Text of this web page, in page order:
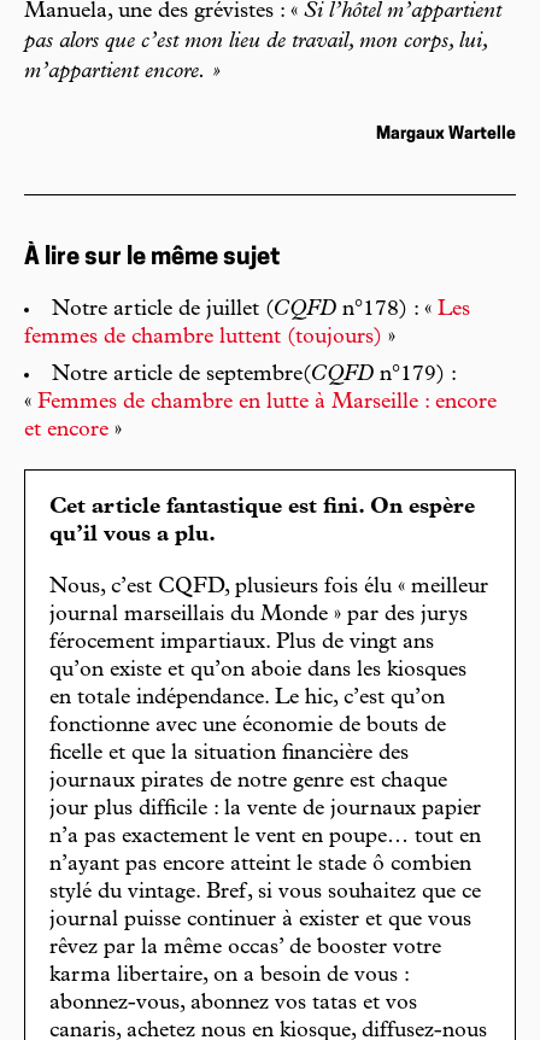
Manuela, une des grévistes : « Si l’hôtel m’appartient
pas alors que c’est mon lieu de travail, mon corps, lui,
m’appartient encore. »
Margaux Wartelle
À lire sur le même sujet
Notre article de juillet (CQFD n°178) : « Les
femmes de chambre luttent (toujours) »
Notre article de septembre(CQFD n°179) :
« Femmes de chambre en lutte à Marseille : encore
et encore »
Cet article fantastique est fini. On espère
qu’il vous a plu.
Nous, c’est CQFD, plusieurs fois élu « meilleur
journal marseillais du Monde » par des jurys
férocement impartiaux. Plus de vingt ans
qu’on existe et qu’on aboie dans les kiosques
en totale indépendance. Le hic, c’est qu’on
fonctionne avec une économie de bouts de
ficelle et que la situation financière des
journaux pirates de notre genre est chaque
jour plus difficile : la vente de journaux papier
n’a pas exactement le vent en poupe… tout en
n’ayant pas encore atteint le stade ô combien
stylé du vintage. Bref, si vous souhaitez que ce
journal puisse continuer à exister et que vous
rêvez par la même occas’ de booster votre
karma libertaire, on a besoin de vous :
abonnez-vous, abonnez vos tatas et vos
canaris, achetez nous en kiosque, diffusez-nous